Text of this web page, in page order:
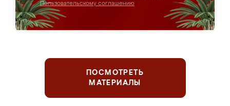
Пользовательскому соглашению
ПОСМОТРЕТЬ
МАТЕРИАЛЫ